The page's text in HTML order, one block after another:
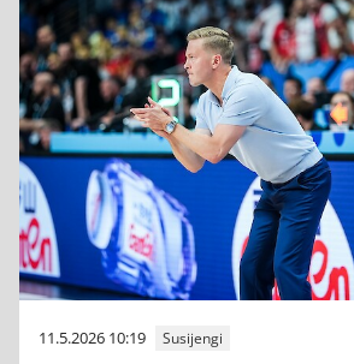
11.5.2026 10:19 Susijengi